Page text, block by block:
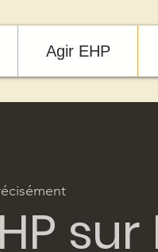
Agir EHP
sur